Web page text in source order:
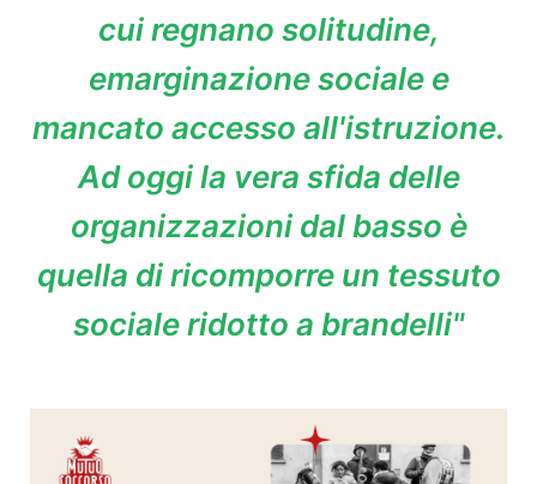
cui regnano solitudine,
emarginazione sociale e
mancato accesso all'istruzione.
Ad oggi la vera sfida delle
organizzazioni dal basso è
quella di ricomporre un tessuto
sociale ridotto a brandelli"